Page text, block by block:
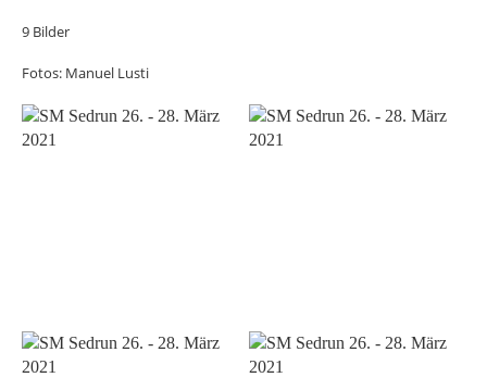
9 Bilder
Fotos: Manuel Lusti